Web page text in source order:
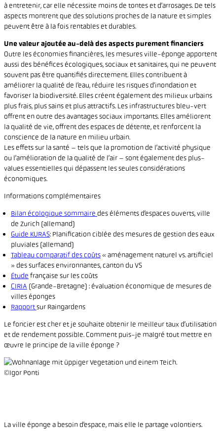
à entretenir, car elle nécessite moins de tontes et d’arrosages. De tels
aspects montrent que des solutions proches de la nature et simples
peuvent être à la fois rentables et durables.
Une valeur ajoutée au-delà des aspects purement financiers
Outre les économies financières, les mesures ville-éponge apportent
aussi des bénéfices écologiques, sociaux et sanitaires, qui ne peuvent
souvent pas être quantifiés directement. Elles contribuent à
améliorer la qualité de l’eau, réduire les risques d’inondation et
favoriser la biodiversité. Elles créent également des milieux urbains
plus frais, plus sains et plus attractifs. Les infrastructures bleu-vert
offrent en outre des avantages sociaux importants. Elles améliorent
la qualité de vie, offrent des espaces de détente, et renforcent la
conscience de la nature en milieu urbain.
Les effets sur la santé – tels que la promotion de l’activité physique
ou l’amélioration de la qualité de l’air – sont également des plus-
values essentielles qui dépassent les seules considérations
économiques.
Informations complémentaires
Bilan écologique sommaire des éléments d’espaces ouverts, ville
de Zurich (allemand)
Guide KURAS: Planification ciblée des mesures de gestion des eaux
pluviales (allemand)
Tableau comparatif des coûts« aménagement naturel vs. artificiel
» des surfaces environnantes, canton du VS
Étude française sur les coûts
CIRIA (Grande-Bretagne) : évaluation économique de mesures de
villes éponges
Rapportsur Raingardens
Le foncier est cher et je souhaite obtenir le meilleur taux d’utilisation
et de rendement possible. Comment puis-je malgré tout mettre en
œuvre le principe de la ville éponge ?
©Igor Ponti
La ville éponge a besoin d’espace, mais elle le partage volontiers.